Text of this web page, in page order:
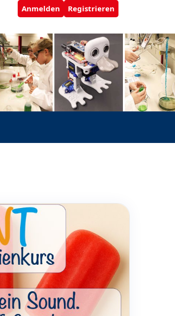
Anmelden Registrieren